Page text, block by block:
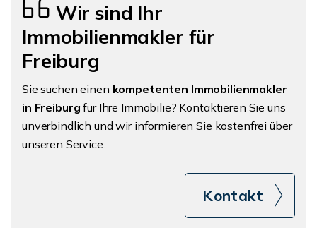
Wir sind Ihr
Immobilienmakler für
Freiburg
Sie suchen einen kompetenten Immobilienmakler
in Freiburg für Ihre Immobilie? Kontaktieren Sie uns
unverbindlich und wir informieren Sie kostenfrei über
unseren Service.
Kontakt